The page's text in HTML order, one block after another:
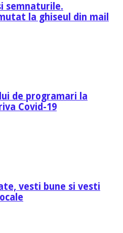
semnaturile.
la ghiseul din mail
de programari la
Covid-19
vesti bune si vesti